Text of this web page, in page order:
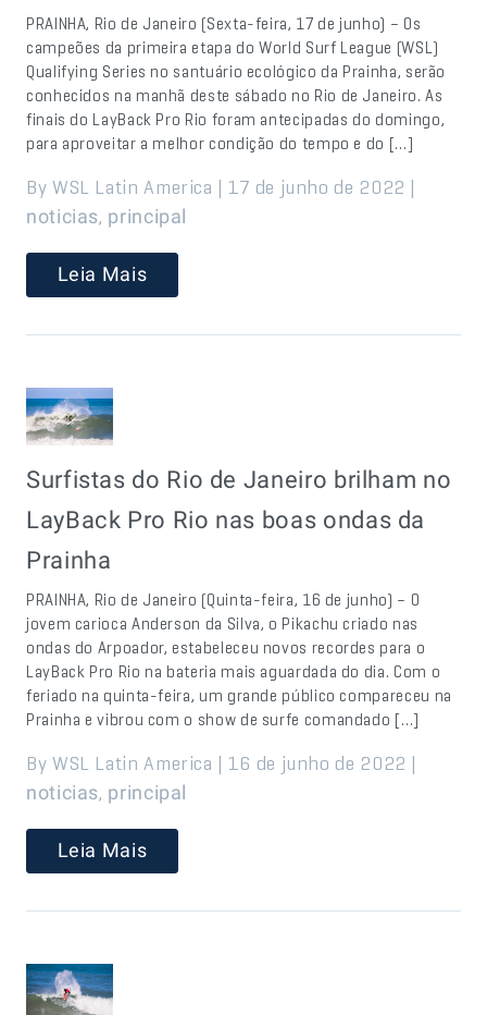
PRAINHA, Rio de Janeiro (Sexta-feira, 17 de junho) – Os
campeões da primeira etapa do World Surf League (WSL)
Qualifying Series no santuário ecológico da Prainha, serão
conhecidos na manhã deste sábado no Rio de Janeiro. As
finais do LayBack Pro Rio foram antecipadas do domingo,
para aproveitar a melhor condição do tempo e do […]
By WSL Latin America | 17 de junho de 2022 |
noticias, principal
Leia Mais
Surfistas do Rio de Janeiro brilham no
LayBack Pro Rio nas boas ondas da
Prainha
PRAINHA, Rio de Janeiro (Quinta-feira, 16 de junho) – O
jovem carioca Anderson da Silva, o Pikachu criado nas
ondas do Arpoador, estabeleceu novos recordes para o
LayBack Pro Rio na bateria mais aguardada do dia. Com o
feriado na quinta-feira, um grande público compareceu na
Prainha e vibrou com o show de surfe comandado […]
By WSL Latin America | 16 de junho de 2022 |
noticias, principal
Leia Mais